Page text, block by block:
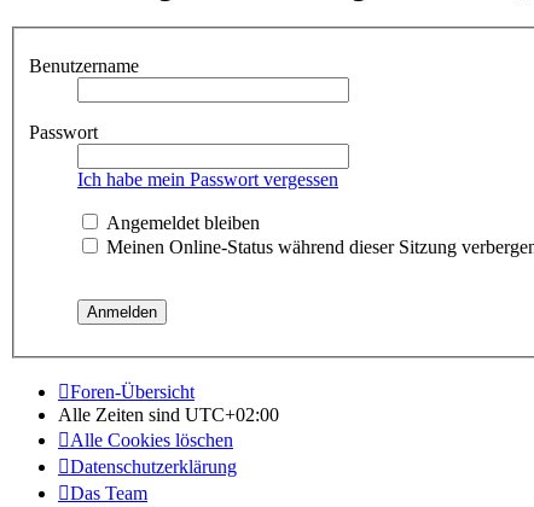
Benutzername
Passwort
Ich habe mein Passwort vergessen
Angemeldet bleiben
Meinen Online-Status während dieser Sitzung
Foren-Übersicht
Alle Zeiten sind UTC+02:00
Alle Cookies löschen
Datenschutzerklärung
Das Team